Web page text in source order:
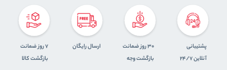
پشتیبانی
آنلاین 24/7
30 روز ضمانت
بازگشت وجه
ارسال رایگان
7 روز ضمانت
بازگشت کالا